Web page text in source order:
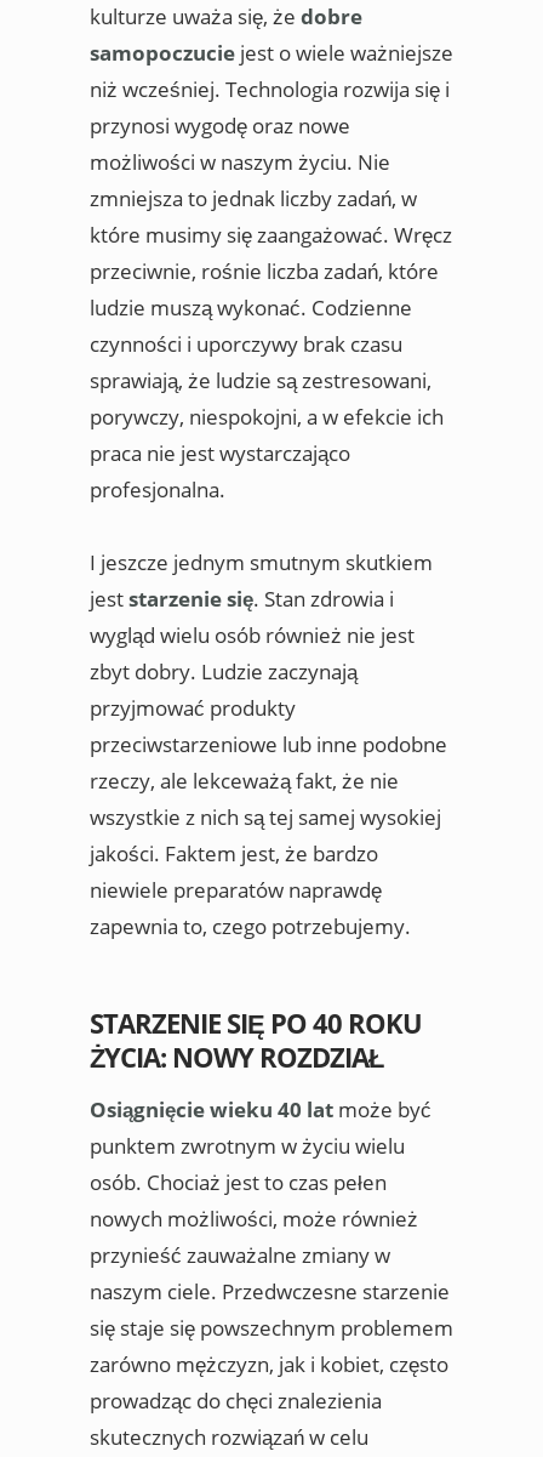
kulturze uważa się, że dobre
samopoczucie jest o wiele ważniejsze
niż wcześniej. Technologia rozwija się i
przynosi wygodę oraz nowe
możliwości w naszym życiu. Nie
zmniejsza to jednak liczby zadań, w
które musimy się zaangażować. Wręcz
przeciwnie, rośnie liczba zadań, które
ludzie muszą wykonać. Codzienne
czynności i uporczywy brak czasu
sprawiają, że ludzie są zestresowani,
porywczy, niespokojni, a w efekcie ich
praca nie jest wystarczająco
profesjonalna.
I jeszcze jednym smutnym skutkiem
jeststarzenie się. Stan zdrowia i
wygląd wielu osób również nie jest
zbyt dobry. Ludzie zaczynają
przyjmować produkty
przeciwstarzeniowe lub inne podobne
rzeczy, ale lekceważą fakt, że nie
wszystkie z nich są tej samej wysokiej
jakości. Faktem jest, że bardzo
niewiele preparatów naprawdę
zapewnia to, czego potrzebujemy.
STARZENIE SIĘ PO 40 ROKU
ŻYCIA: NOWY ROZDZIAŁ
Osiągnięcie wieku 40 lat może być
punktem zwrotnym w życiu wielu
osób. Chociaż jest to czas pełen
nowych możliwości, może również
przynieść zauważalne zmiany w
naszym ciele. Przedwczesne starzenie
się staje się powszechnym problemem
zarówno mężczyzn, jak i kobiet, często
prowadząc do chęci znalezienia
skutecznych rozwiązań w celu